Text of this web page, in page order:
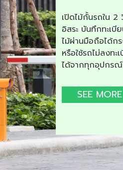
เปิดไม้กั้นรถใน
อิสระ บันทึกทะเบี
ไม้ผ่านมือถือได้ก
หรือใช้รถไม่ลงท
ได้จากทุกอุปกร
SEE MORE